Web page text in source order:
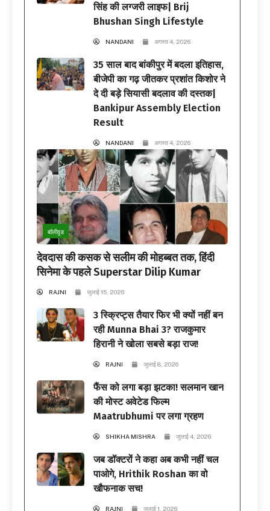
सिंह की लग्जरी लाइफ| Brij
Bhushan Singh Lifestyle
NANDANI अगस्त 4, 2026
35 साल बाद बांकीपुर में बदला इतिहास,
बीजेपी का गढ़ जीतकर प्रशांत किशोर ने
दे दी बड़े सियासी बदलाव की दस्तक|
Bankipur Assembly Election
Result
NANDANI अगस्त 4, 2026
बॉलीवुड
देवदास की कसक से सलीम की मोहब्बत तक, हिंदी
सिनेमा के पहले Superstar Dilip Kumar
RAJNI जुलाई 15, 2026
3 स्क्रिप्ट्स तैयार फिर भी क्यों नहीं बन
रही Munna Bhai 3? राजकुमार
हिरानी ने खोला सबसे बड़ा राज!
RAJNI जुलाई 8, 2026
फैंस को लगा बड़ा झटका! सलमान खान
की मोस्ट अवेटेड फिल्म
Maatrubhumi पर लगा ग्रहण
SHIKHA MISHRA जुलाई 4, 2026
जब डॉक्टरों ने कहा अब कभी नहीं चल
पाओगे, Hrithik Roshan का वो
खौफनाक सच!
RAJNI जुलाई 1, 2026